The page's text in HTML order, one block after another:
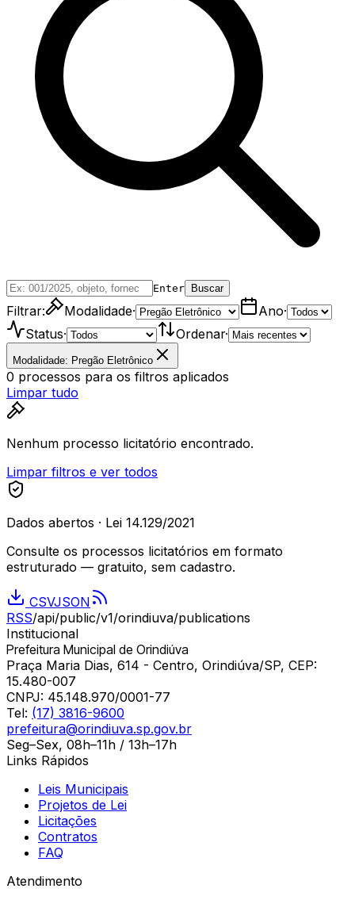
Enter Buscar
Filtrar: Modalidade· Ano·
Status· Ordenar·
Modalidade: Pregão Eletrônico
0 processos para os filtros aplicados
Limpar tudo
Nenhum processo licitatório encontrado.
Limpar filtros e ver todos
Dados abertos · Lei 14.129/2021
Consulte os processos licitatórios em formato
estruturado — gratuito, sem cadastro.
CSVJSON
RSS/api/public/v1/orindiuva/publications
Institucional
Prefeitura Municipal de Orindiúva
Praça Maria Dias, 614 - Centro, Orindiúva/SP, CEP:
15.480-007
CNPJ: 45.148.970/0001-77
Tel: (17) 3816-9600
prefeitura@orindiuva.sp.gov.br
Seg–Sex, 08h–11h / 13h–17h
Links Rápidos
Leis Municipais
Projetos de Lei
Licitações
Contratos
FAQ
Atendimento